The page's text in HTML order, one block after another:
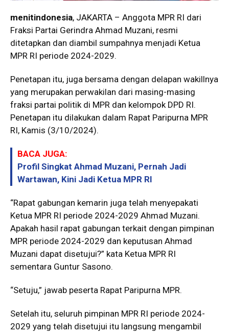
menitindonesia, JAKARTA – Anggota MPR RI dari
Fraksi Partai Gerindra Ahmad Muzani, resmi
ditetapkan dan diambil sumpahnya menjadi Ketua
MPR RI periode 2024-2029.
Penetapan itu, juga bersama dengan delapan wakillnya
yang merupakan perwakilan dari masing-masing
fraksi partai politik di MPR dan kelompok DPD RI.
Penetapan itu dilakukan dalam Rapat Paripurna MPR
RI, Kamis (3/10/2024).
BACA JUGA:
Profil Singkat Ahmad Muzani, Pernah Jadi
Wartawan, Kini Jadi Ketua MPR RI
“Rapat gabungan kemarin juga telah menyepakati
Ketua MPR RI periode 2024-2029 Ahmad Muzani.
Apakah hasil rapat gabungan terkait dengan pimpinan
MPR periode 2024-2029 dan keputusan Ahmad
Muzani dapat disetujui?” kata Ketua MPR RI
sementara Guntur Sasono.
“Setuju,” jawab peserta Rapat Paripurna MPR.
Setelah itu, seluruh pimpinan MPR RI periode 2024-
2029 yang telah disetujui itu langsung mengambil